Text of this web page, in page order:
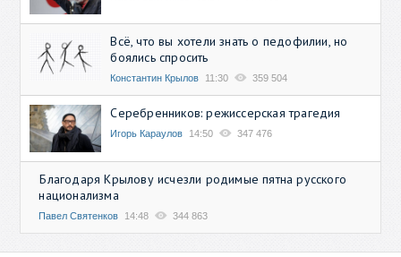
Всё, что вы хотели знать о педофилии, но
боялись спросить
Константин Крылов 11:30 359 504
Серебренников: режиссерская трагедия
Игорь Караулов 14:50 347 476
Благодаря Крылову исчезли родимые пятна русского
национализма
Павел Святенков 14:48 344 863